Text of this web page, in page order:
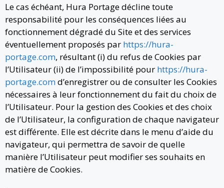
Le cas échéant, Hura Portage décline toute
responsabilité pour les conséquences liées au
fonctionnement dégradé du Site et des services
éventuellement proposés par https://hura-
portage.com, résultant (i) du refus de Cookies par
l’Utilisateur (ii) de l’impossibilité pour https://hura-
portage.comd’enregistrer ou de consulter les Cookies
nécessaires à leur fonctionnement du fait du choix de
l’Utilisateur. Pour la gestion des Cookies et des choix
de l’Utilisateur, la configuration de chaque navigateur
est différente. Elle est décrite dans le menu d’aide du
navigateur, qui permettra de savoir de quelle
manière l’Utilisateur peut modifier ses souhaits en
matière de Cookies.